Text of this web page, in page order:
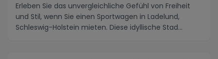
Erleben Sie das unvergleichliche Gefühl von Freiheit
und Stil, wenn Sie einen Sportwagen in Ladelund,
Schleswig-Holstein mieten. Diese idyllische Stad...